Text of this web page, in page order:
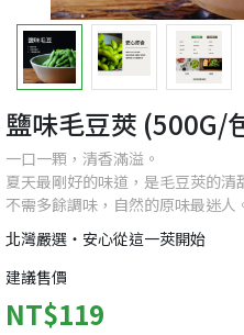
鹽味毛豆莢 (500G/
一口一顆，清香滿溢。
夏天最剛好的味道，是毛豆莢的清
不需多餘調味，自然的原味最迷人
北灣嚴選・安心從這一莢開始
建議售價
NT$119